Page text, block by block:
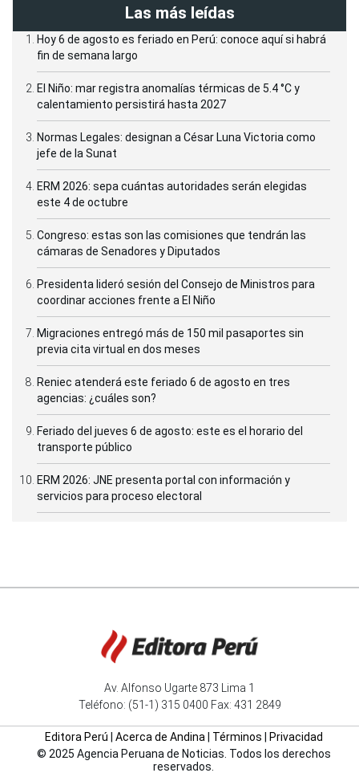
Las más leídas
Hoy 6 de agosto es feriado en Perú: conoce aquí si habrá
fin de semana largo
El Niño: mar registra anomalías térmicas de 5.4 °C y
calentamiento persistirá hasta 2027
Normas Legales: designan a César Luna Victoria como
jefe de la Sunat
ERM 2026: sepa cuántas autoridades serán elegidas
este 4 de octubre
Congreso: estas son las comisiones que tendrán las
cámaras de Senadores y Diputados
Presidenta lideró sesión del Consejo de Ministros para
coordinar acciones frente a El Niño
Migraciones entregó más de 150 mil pasaportes sin
previa cita virtual en dos meses
Reniec atenderá este feriado 6 de agosto en tres
agencias: ¿cuáles son?
Feriado del jueves 6 de agosto: este es el horario del
transporte público
ERM 2026: JNE presenta portal con información y
servicios para proceso electoral
Av. Alfonso Ugarte 873 Lima 1
Teléfono: (51-1) 315 0400 Fax: 431 2849
Editora Perú | Acerca de Andina | Términos | Privacidad
© 2025 Agencia Peruana de Noticias. Todos los derechos
reservados.